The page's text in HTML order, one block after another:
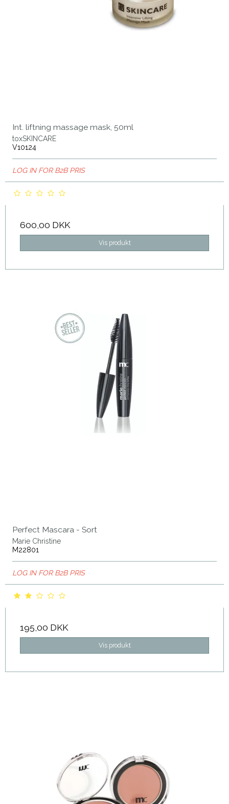
Int. liftning massage mask, 50ml
toxSKINCARE
V10124
LOG IN FOR B2B PRIS
600,00 DKK
Vis produkt
Perfect Mascara - Sort
Marie Christine
M22801
LOG IN FOR B2B PRIS
195,00 DKK
Vis produkt